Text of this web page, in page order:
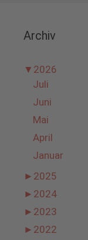
Archiv
▼ 2026
Juli
Juni
Mai
April
Januar
► 2025
► 2024
► 2023
► 2022